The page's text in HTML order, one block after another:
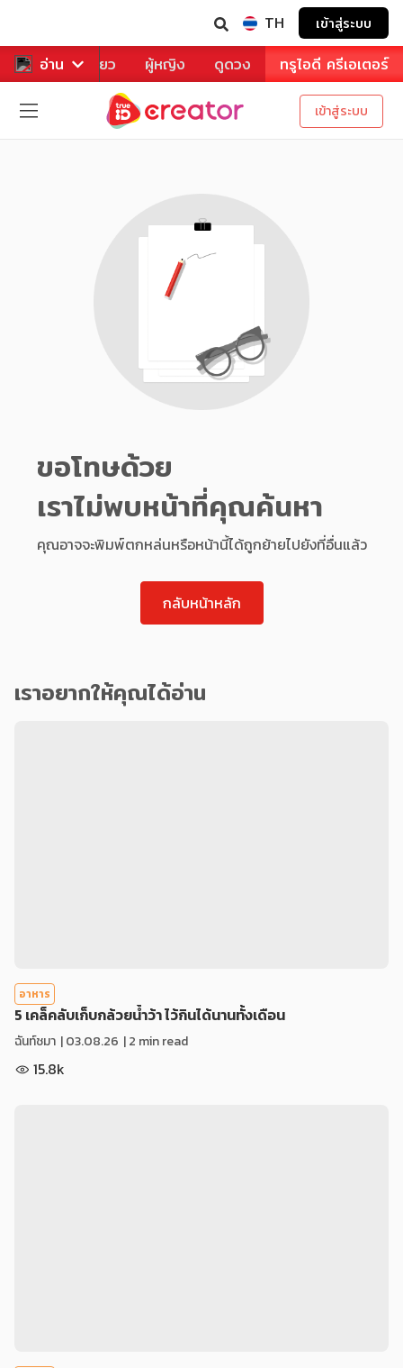
TH เข้าสู่ระบบ
อ่าน
หาร ท่องเที่ยว ผู้หญิง ดูดวง ทรูไอดี ครีเอเตอร์
เข้าสู่ระบบ
ขอโทษด้วย
เราไม่พบหน้าที่คุณค้นหา
คุณอาจจะพิมพ์ตกหล่นหรือหน้านี้ได้ถูกย้ายไปยังที่อื่นแล้ว
กลับหน้าหลัก
เราอยากให้คุณได้อ่าน
อาหาร
5 เคล็คลับเก็บกล้วยน้ำว้า ไว้กินได้นานทั้งเดือน
ฉันท์ชมา |03.08.26 | 2 min read
15.8k